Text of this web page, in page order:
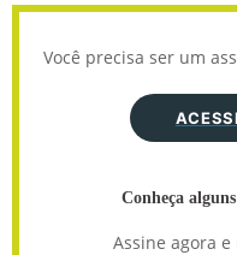
Você precisa ser um
Conheça
Assine agora